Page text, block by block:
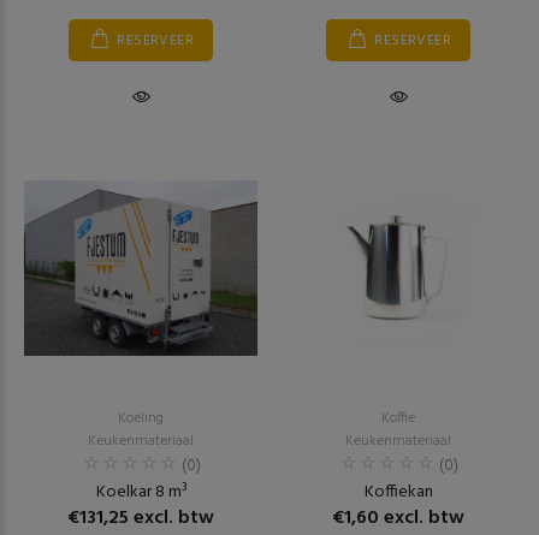
RESERVEER RESERVEER
Koeling
Keukenmateriaal
(0)
Koelkar 8 m³
€131,25 excl. btw
Koffie
Keukenmateriaal
(0)
Koffiekan
€1,60 excl. btw